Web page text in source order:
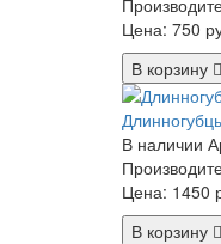
Цена: 750
В корзину
В наличии
Цена: 1450
В корзину